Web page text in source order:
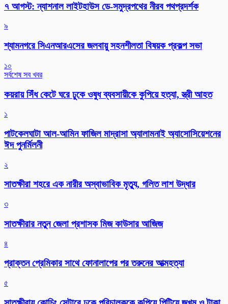
৭ আগস্ট: ন্যাশনাল লাইটহাউস ডে-সমুদ্রপথের নীরব পথপ্রদর্শক
৯
শ্যামনগরে সিএনআরএসের জলবায়ু সহনশীলতা বিষয়ক প্রকল্প সভা
১০
সর্বশেষ সব খবর
কয়রায় সিঁধ কেটে ঘরে ঢুকে ওষুধ ব্যবসায়ীকে কুপিয়ে হত্যা, স্ত্রী আহত
১
পাটকেলঘাটা আল-আমিন ফাজিল মাদ্রাসা অ্যালামনাই অ্যাসোসিয়েশনের
ঈদ পুনর্মিলনী
২
সাতক্ষীরা শহরে এক নারীর অস্বাভাবিক মৃত্যু, গলিত লাশ উদ্ধার
৩
সাতক্ষীরার নতুন জেলা প্রশাসক মিজ কাউসার আজিজ
৪
প্রাক্তন প্রেমিকার সাথে ফোনালাপের পর তরুনের আত্মহত্যা
৫